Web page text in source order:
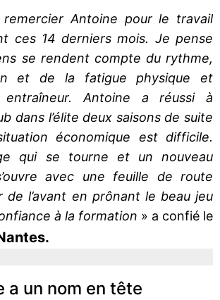
remercier Antoine pour le travail
ces 14 derniers mois. Je pense
se rendent compte du rythme,
et de la fatigue physique et
entraîneur. Antoine a réussi à
dans l’élite deux saisons de suite
économique est difficile.
qui se tourne et un nouveau
avec une feuille de route
de l’avant en prônant le beau jeu
à la formation » a confié le
a un nom en tête